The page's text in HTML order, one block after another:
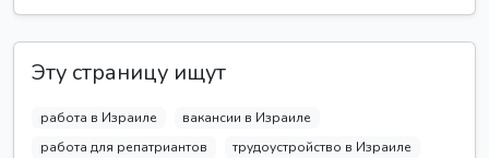
Эту страницу ищут
работа в Израиле
вакансии в Израиле
работа для репатриантов
трудоустройство в Израиле